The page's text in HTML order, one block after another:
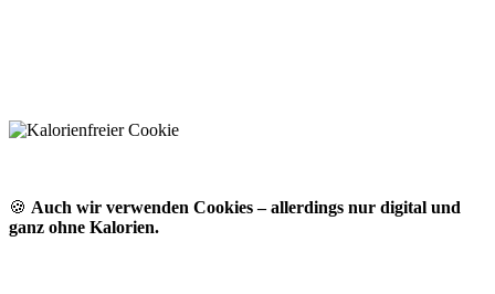
🍪 Auch wir verwenden Cookies – allerdings nur digital und
ganz ohne Kalorien.